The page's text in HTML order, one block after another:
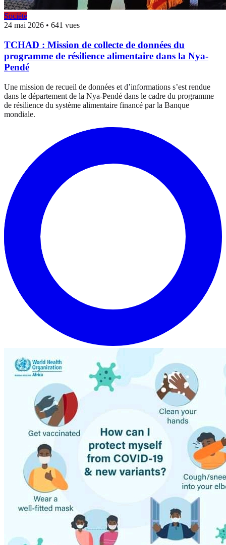
Société
24 mai 2026 • 641 vues
TCHAD : Mission de collecte de données du
programme de résilience alimentaire dans la Nya-
Pendé
Une mission de recueil de données et d’informations s’est rendue
dans le département de la Nya-Pendé dans le cadre du programme
de résilience du système alimentaire financé par la Banque
mondiale.